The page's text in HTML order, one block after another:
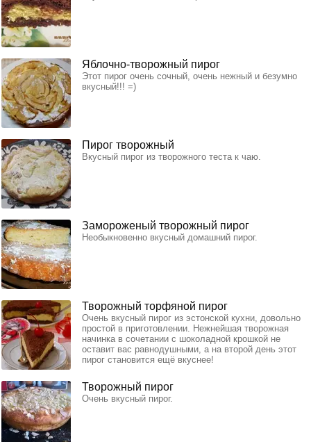
Яблочно-творожный пирог
Этот пирог очень сочный, очень нежный и безумно
вкусный!!! =)
Пирог творожный
Вкусный пирог из творожного теста к чаю.
Замороженый творожный пирог
Необыкновенно вкусный домашний пирог.
Творожный торфяной пирог
Очень вкусный пирог из эстонской кухни, довольно
простой в приготовлении. Нежнейшая творожная
начинка в сочетании с шоколадной крошкой не
оставит вас равнодушными, а на второй день этот
пирог становится ещё вкуснее!
Творожный пирог
Очень вкусный пирог.